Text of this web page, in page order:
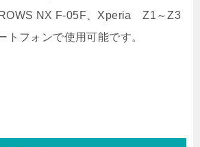
NX F-05F、Xperia Z1～Z3
トフォンで使用可能です。